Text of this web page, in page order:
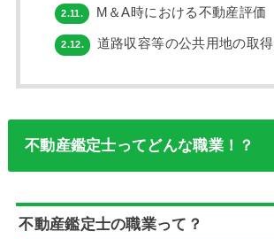
2.11. M＆A時における不動産評価
2.12. 道路収容等の公共用地の取得
不動産鑑定士ってどんな職業！？
不動産鑑定士の職業って？